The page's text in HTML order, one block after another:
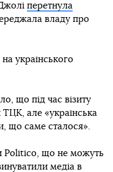
перетнула
владу про
українського
що під час візиту
ТЦК, але «українська
що саме сталося».
Politico, що не можуть
медіа в